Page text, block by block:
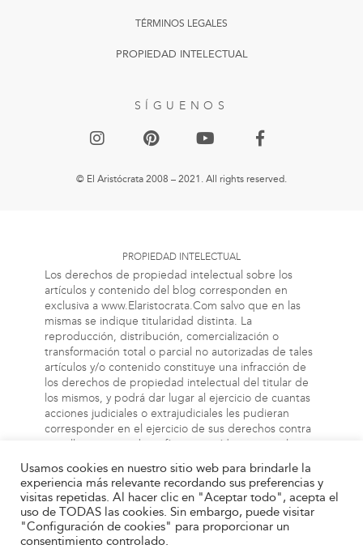
SÍGUENOS
© El Aristócrata 2008 – 2021. All rights reserved.
PROPIEDAD INTELECTUAL
TÉRMINOS LEGALES
PROPIEDAD INTELECTUAL
Los derechos de propiedad intelectual sobre los
artículos y contenido del blog corresponden en
exclusiva a www.Elaristocrata.Com salvo que en las
mismas se indique titularidad distinta. La
reproducción, distribución, comercialización o
transformación total o parcial no autorizadas de tales
artículos y/o contenido constituye una infracción de
los derechos de propiedad intelectual del titular de
los mismos, y podrá dar lugar al ejercicio de cuantas
acciones judiciales o extrajudiciales les pudieran
corresponder en el ejercicio de sus derechos contra
aquellas personas bien físicas o jurídicas que vulneren
o perjudiquen los referidos derechos. Asimismo, la
información a la cual el usuario puede acceder a
través de este blog, puede estar protegida por
derechos de propiedad industrial, intelectual o de
otra índole. El propietario de este blog no será
responsable en ningún caso y bajo ningún concepto
Usamos cookies en nuestro sitio web para brindarle la
experiencia más relevante recordando sus preferencias y
visitas repetidas. Al hacer clic en "Aceptar todo", acepta el
uso de TODAS las cookies. Sin embargo, puede visitar
"Configuración de cookies" para proporcionar un
consentimiento controlado.